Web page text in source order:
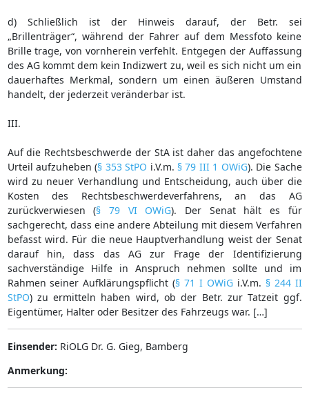
d) Schließlich ist der Hinweis darauf, der Betr. sei
„Brillenträger“, während der Fahrer auf dem Messfoto keine
Brille trage, von vornherein verfehlt. Entgegen der Auffassung
des AG kommt dem kein Indizwert zu, weil es sich nicht um ein
dauerhaftes Merkmal, sondern um einen äußeren Umstand
handelt, der jederzeit veränderbar ist.
III.
Auf die Rechtsbeschwerde der StA ist daher das angefochtene
Urteil aufzuheben (§ 353 StPO i.V.m. § 79 III 1 OWiG). Die Sache
wird zu neuer Verhandlung und Entscheidung, auch über die
Kosten des Rechtsbeschwerdeverfahrens, an das AG
zurückverwiesen (§ 79 VI OWiG). Der Senat hält es für
sachgerecht, dass eine andere Abteilung mit diesem Verfahren
befasst wird. Für die neue Hauptverhandlung weist der Senat
darauf hin, dass das AG zur Frage der Identifizierung
sachverständige Hilfe in Anspruch nehmen sollte und im
Rahmen seiner Aufklärungspflicht (§ 71 I OWiGi.V.m. § 244 II
StPO) zu ermitteln haben wird, ob der Betr. zur Tatzeit ggf.
Eigentümer, Halter oder Besitzer des Fahrzeugs war. […]
Einsender: RiOLG Dr. G. Gieg, Bamberg
Anmerkung: